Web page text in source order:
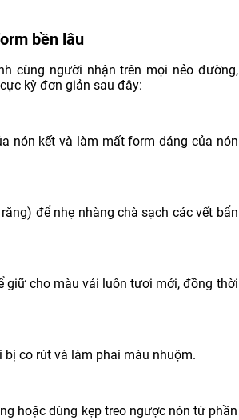
bền lâu
cùng người nhận trên mọi nẻo đường,
cực kỳ đơn giản sau đây:
nón kết và làm mất form dáng của nón
để nhẹ nhàng chà sạch các vết bẩn
giữ cho màu vải luôn tươi mới, đồng thời
co rút và làm phai màu nhuộm.
hoặc dùng kẹp treo ngược nón từ phần